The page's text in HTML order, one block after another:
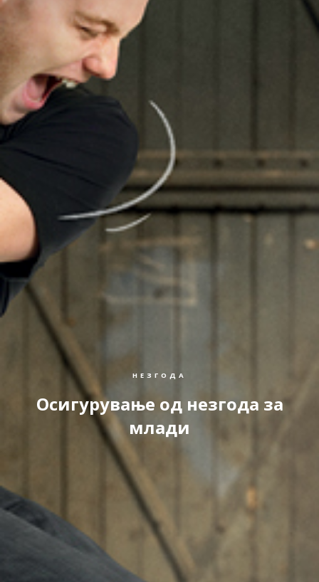
НЕЗГОДА
Осигурување од незгода за
млади